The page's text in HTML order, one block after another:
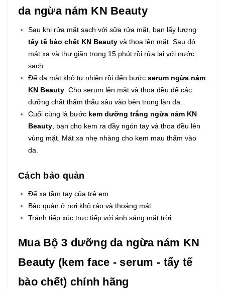
da ngừa nám KN Beauty
Sau khi rửa mặt sạch với sữa rửa mặt, bạn lấy lượng
tẩy tế bào chết KN Beauty và thoa lên mặt. Sau đó
mát xa và thư giãn trong 15 phút rồi rửa lại với nước
sạch.
Để da mặt khô tự nhiên rồi đến bước serum ngừa nám
KN Beauty . Cho serum lên mặt và thoa đều để các
dưỡng chất thẩm thấu sâu vào bên trong làn da.
Cuối cùng là bước kem dưỡng trắng ngừa nám KN
Beauty , bạn cho kem ra đầy ngón tay và thoa đều lên
vùng mặt. Mát xa nhẹ nhàng cho kem mau thấm vào
da.
Cách bảo quản
Để xa tầm tay của trẻ em
Bảo quản ở nơi khô ráo và thoáng mát
Tránh tiếp xúc trực tiếp với ánh sáng mặt trời
Mua Bộ 3 dưỡng da ngừa nám KN
Beauty (kem face - serum - tẩy tế
bào chết) chính hãng